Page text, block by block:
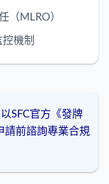
（MLRO）
機制
SFC官方《發牌
請前諮詢專業合規